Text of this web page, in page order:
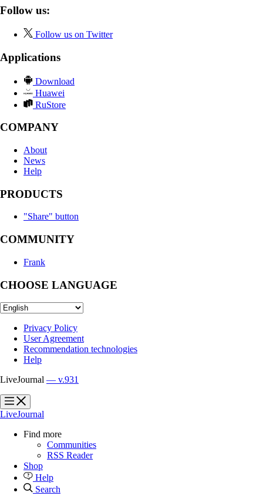
Follow us:
Follow us on Twitter
Applications
Download
Huawei
RuStore
COMPANY
About
News
Help
PRODUCTS
"Share" button
COMMUNITY
Frank
CHOOSE LANGUAGE
Privacy Policy
User Agreement
Recommendation technologies
Help
LiveJournal — v.931
?
?
LiveJournal
Find more
Communities
RSS Reader
Shop
Help
Search